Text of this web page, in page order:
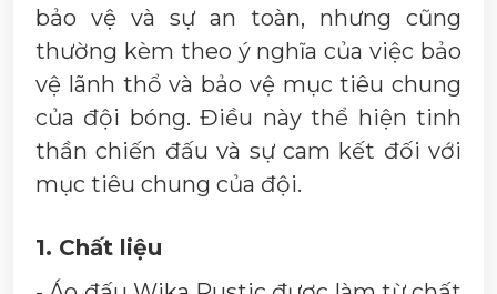
bảo vệ và sự an toàn, nhưng cũng
thường kèm theo ý nghĩa của việc bảo
vệ lãnh thổ và bảo vệ mục tiêu chung
của đội bóng. Điều này thể hiện tinh
thần chiến đấu và sự cam kết đối với
mục tiêu chung của đội.
1. Chất liệu